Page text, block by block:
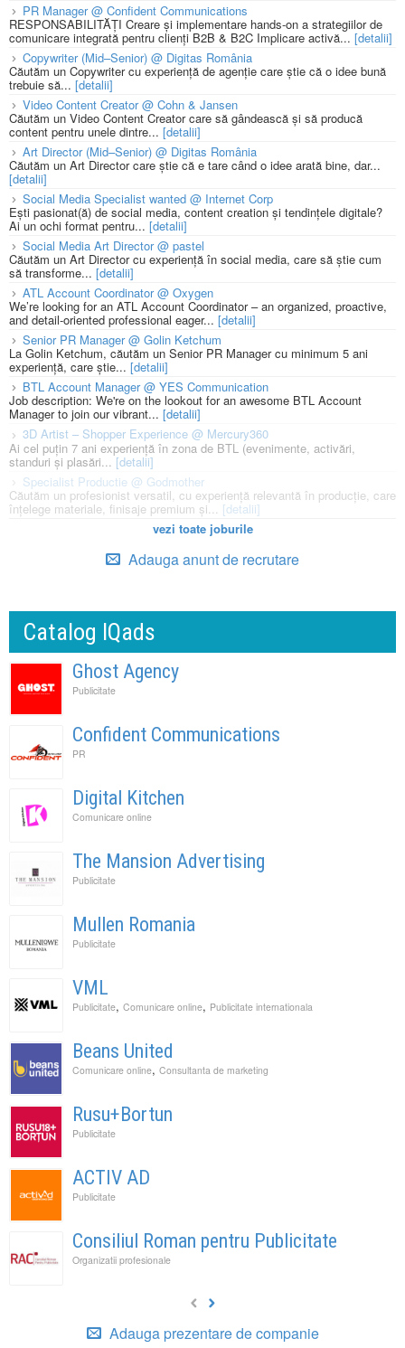
PR Manager @ Confident Communications
RESPONSABILITĂȚI Creare și implementare hands-on a strategiilor de
comunicare integrată pentru clienți B2B & B2C Implicare activă... [detalii]
Copywriter (Mid–Senior) @ Digitas România
Căutăm un Copywriter cu experiență de agenție care știe că o idee bună
trebuie să... [detalii]
Video Content Creator @ Cohn & Jansen
Căutăm un Video Content Creator care să gândească și să producă
content pentru unele dintre... [detalii]
Art Director (Mid–Senior) @ Digitas România
Căutăm un Art Director care știe că e tare când o idee arată bine, dar...
[detalii]
Social Media Specialist wanted @ Internet Corp
Ești pasionat(ă) de social media, content creation și tendințele digitale?
Ai un ochi format pentru... [detalii]
Social Media Art Director @ pastel
Căutăm un Art Director cu experiență în social media, care să știe cum
să transforme... [detalii]
ATL Account Coordinator @ Oxygen
We’re looking for an ATL Account Coordinator – an organized, proactive,
and detail-oriented professional eager... [detalii]
Senior PR Manager @ Golin Ketchum
La Golin Ketchum, căutăm un Senior PR Manager cu minimum 5 ani
experiență, care știe... [detalii]
BTL Account Manager @ YES Communication
Job description: We're on the lookout for an awesome BTL Account
Manager to join our vibrant... [detalii]
3D Artist – Shopper Experience @ Mercury360
Ai cel puțin 7 ani experiență în zona de BTL (evenimente, activări,
standuri și plasări...[detalii]
Specialist Productie @ Godmother
Căutăm un profesionist versatil, cu experiență relevantă în producție, care
înțelege materiale, finisaje premium și... [detalii]
vezi toate joburile
Adauga anunt de recrutare
Catalog IQads
Ghost Agency
Publicitate
Confident Communications
PR
Digital Kitchen
Comunicare online
The Mansion Advertising
Publicitate
Mullen Romania
Publicitate
VML
Publicitate, Comunicare online, Publicitate internationala
Beans United
Comunicare online, Consultanta de marketing
Rusu+Bortun
Publicitate
ACTIV AD
Publicitate
Consiliul Roman pentru Publicitate
Organizatii profesionale
Adauga prezentare de companie